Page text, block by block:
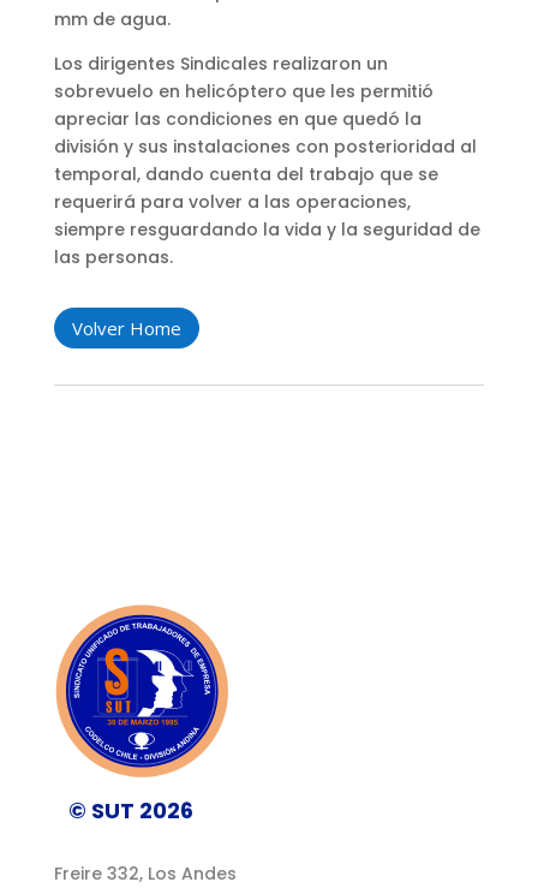
mm de agua.
Los dirigentes Sindicales realizaron un
sobrevuelo en helicóptero que les permitió
apreciar las condiciones en que quedó la
división y sus instalaciones con posterioridad al
temporal, dando cuenta del trabajo que se
requerirá para volver a las operaciones,
siempre resguardando la vida y la seguridad de
las personas.
Volver Home
© SUT 2026
Freire 332, Los Andes